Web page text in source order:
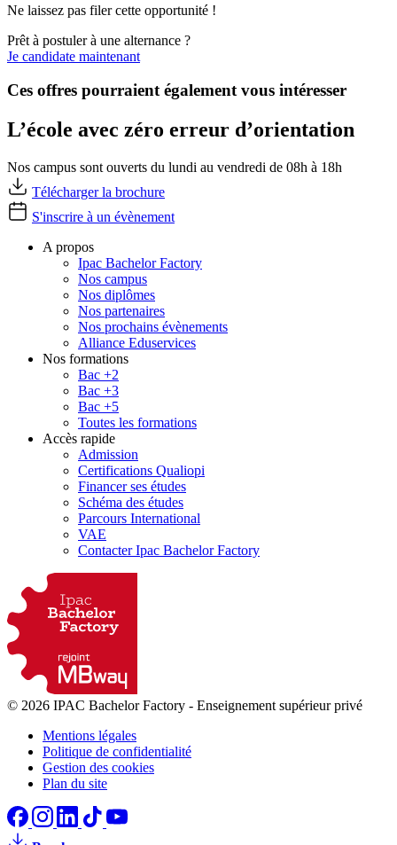
Ne laissez pas filer cette opportunité !
Prêt à postuler à une alternance ?
Je candidate maintenant
Ces offres pourraient également vous intéresser
L’école avec zéro erreur d’orientation
Nos campus sont ouverts du lundi au vendredi de 08h à 18h
Télécharger la brochure
S'inscrire à un évènement
A propos
Ipac Bachelor Factory
Nos campus
Nos diplômes
Nos partenaires
Nos prochains évènements
Alliance Eduservices
Nos formations
Bac +2
Bac +3
Bac +5
Toutes les formations
Accès rapide
Admission
Certifications Qualiopi
Financer ses études
Schéma des études
Parcours International
VAE
Contacter Ipac Bachelor Factory
© 2026 IPAC Bachelor Factory - Enseignement supérieur privé
Mentions légales
Politique de confidentialité
Gestion des cookies
Plan du site